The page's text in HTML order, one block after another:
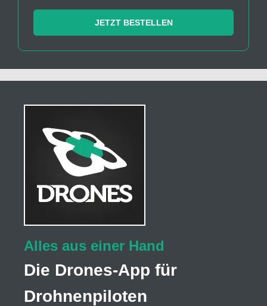
JETZT BESTELLEN
Alles aus einer Hand
Die Drones-App für
Drohnenpiloten